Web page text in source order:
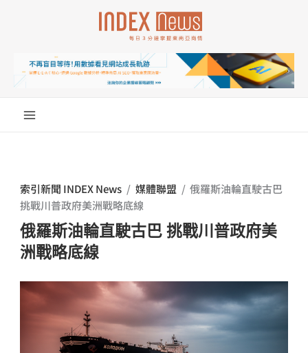
索引新聞 INDEX News / 媒體聯盟 / 俄羅斯油輪直駛古巴
挑戰川普政府美洲戰略底線
俄羅斯油輪直駛古巴 挑戰川普政府美
洲戰略底線